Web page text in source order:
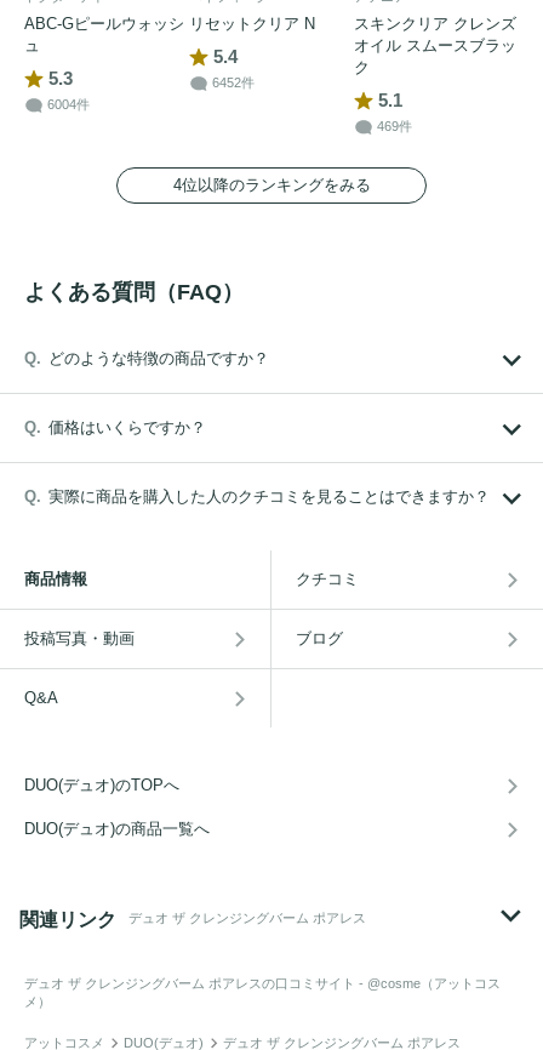
ABC-Gピールウォッシ
ュ
5.3
6004件
リセットクリア N
5.4
6452件
スキンクリア クレンズ
オイル スムースブラッ
ク
5.1
469件
4位以降のランキングをみる
よくある質問（FAQ）
どのような特徴の商品ですか？
価格はいくらですか？
実際に商品を購入した人のクチコミを見ることはできますか？
商品情報 クチコミ
投稿写真・動画 ブログ
Q&A
DUO(デュオ)のTOPへ
DUO(デュオ)の商品一覧へ
関連リンク デュオ ザ クレンジングバーム ポアレス
デュオ ザ クレンジングバーム ポアレスの口コミサイト - @cosme（アットコス
メ）
アットコスメ DUO(デュオ) デュオ ザ クレンジングバーム ポアレス